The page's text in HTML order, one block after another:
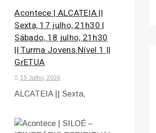
Acontece | ALCATEIA ||
Sexta, 17 julho, 21h30 |
Sábado, 18 julho, 21h30
|| Turma Jovens Nível 1 ||
GrETUA
15 Julho, 2026
ALCATEIA || Sexta,